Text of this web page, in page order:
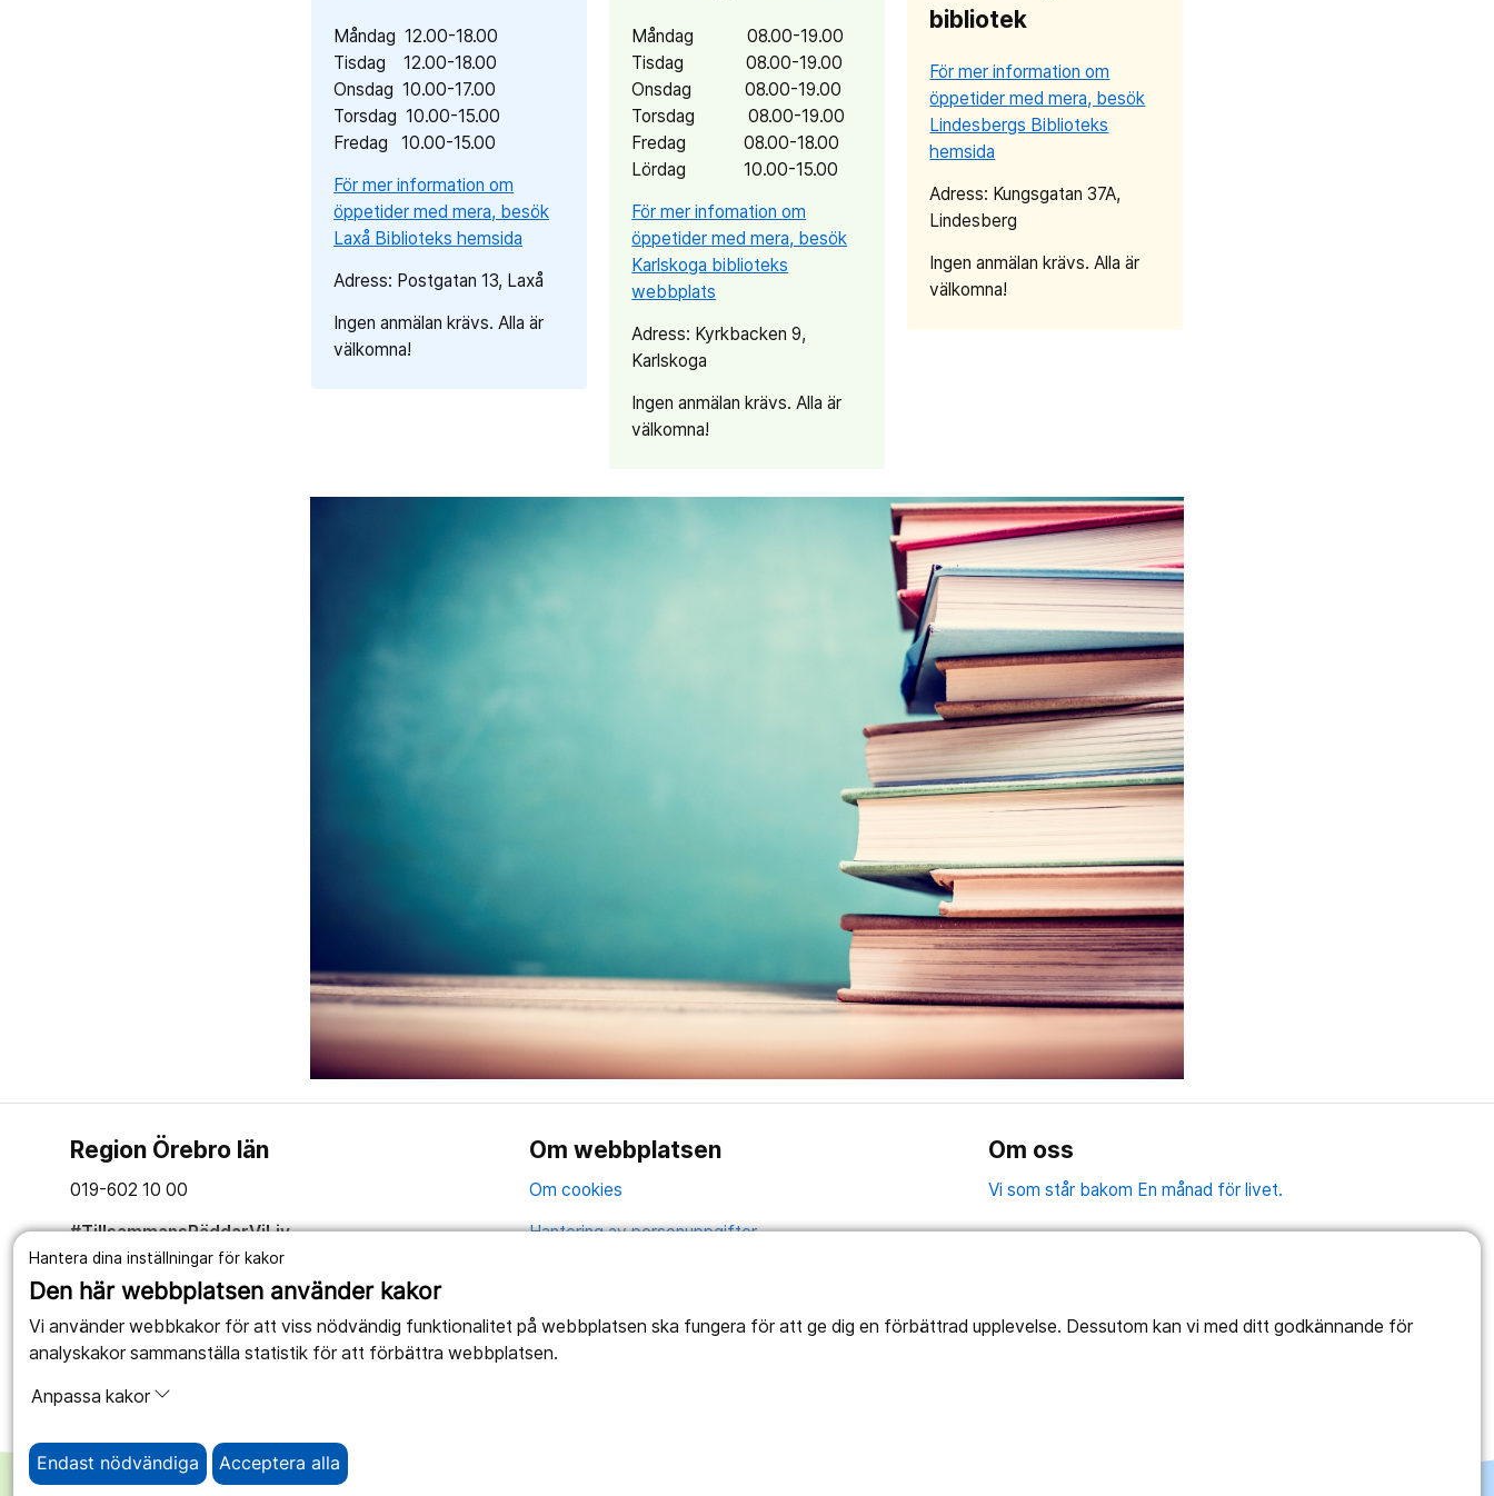
Hantera dina inställningar för kakor
Den här webbplatsen använder kakor
Vi använder webbkakor för att viss nödvändig funktionalitet på webbplatsen ska fungera för att ge dig en förbättrad upplevelse. Dessutom kan vi med ditt godkännande för
analyskakor sammanställa statistik för att förbättra webbplatsen.
Anpassa kakor
Endast nödvändiga Acceptera alla
Måndag 12.00-18.00
Tisdag 12.00-18.00
Onsdag 10.00-17.00
Torsdag 10.00-15.00
Fredag 10.00-15.00
För mer information om
öppetider med mera, besök
Laxå Biblioteks hemsida
Adress: Postgatan 13, Laxå
Ingen anmälan krävs. Alla är
välkomna!
Måndag 08.00-19.00
Tisdag 08.00-19.00
Onsdag 08.00-19.00
Torsdag 08.00-19.00
Fredag 08.00-18.00
Lördag 10.00-15.00
För mer infomation om
öppetider med mera, besök
Karlskoga biblioteks
webbplats
Adress: Kyrkbacken 9,
Karlskoga
Ingen anmälan krävs. Alla är
välkomna!
bibliotek
För mer information om
öppetider med mera, besök
Lindesbergs Biblioteks
hemsida
Adress: Kungsgatan 37A,
Lindesberg
Ingen anmälan krävs. Alla är
välkomna!
Region Örebro län
019-602 10 00
#TillsammansRäddarViLiv
Om webbplatsen
Om cookies
Hantering av personuppgifter
Om oss
Vi som står bakom En månad för livet.